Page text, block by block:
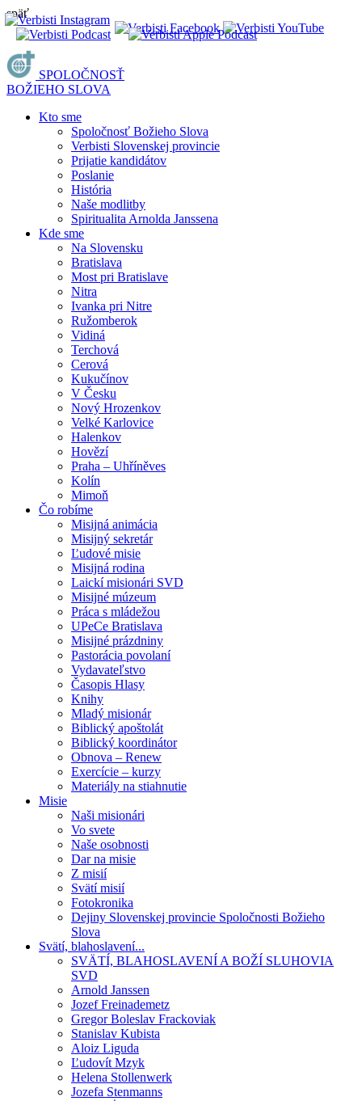
späť
SPOLOČNOSŤ
BOŽIEHO SLOVA
Kto sme
Spoločnosť Božieho Slova
Verbisti Slovenskej provincie
Prijatie kandidátov
Poslanie
História
Naše modlitby
Spiritualita Arnolda Janssena
Kde sme
Na Slovensku
Bratislava
Most pri Bratislave
Nitra
Ivanka pri Nitre
Ružomberok
Vidiná
Terchová
Cerová
Kukučínov
V Česku
Nový Hrozenkov
Velké Karlovice
Halenkov
Hovězí
Praha – Uhříněves
Kolín
Mimoň
Čo robíme
Misijná animácia
Misijný sekretár
Ľudové misie
Misijná rodina
Laickí misionári SVD
Misijné múzeum
Práca s mládežou
UPeCe Bratislava
Misijné prázdniny
Pastorácia povolaní
Vydavateľstvo
Časopis Hlasy
Knihy
Mladý misionár
Biblický apoštolát
Biblický koordinátor
Obnova – Renew
Exercície – kurzy
Materiály na stiahnutie
Misie
Naši misionári
Vo svete
Naše osobnosti
Dar na misie
Z misií
Svätí misií
Fotokronika
Dejiny Slovenskej provincie Spoločnosti Božieho
Slova
Svätí, blahoslavení...
SVÄTÍ, BLAHOSLAVENÍ A BOŽÍ SLUHOVIA
SVD
Arnold Janssen
Jozef Freinademetz
Gregor Boleslav Frackoviak
Stanislav Kubista
Aloiz Liguda
Ľudovít Mzyk
Helena Stollenwerk
Jozefa Stenmanns